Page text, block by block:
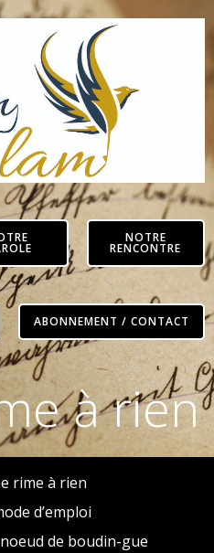
Aller
contenu
NOTRE
RENCONTRE
ABONNEMENT / CONTACT
à rien
rime à rien
d’emploi
de boudin-gue